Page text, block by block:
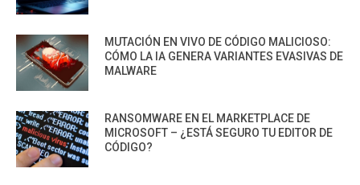
MUTACIÓN EN VIVO DE CÓDIGO MALICIOSO:
CÓMO LA IA GENERA VARIANTES EVASIVAS DE
MALWARE
RANSOMWARE EN EL MARKETPLACE DE
MICROSOFT – ¿ESTÁ SEGURO TU EDITOR DE
CÓDIGO?